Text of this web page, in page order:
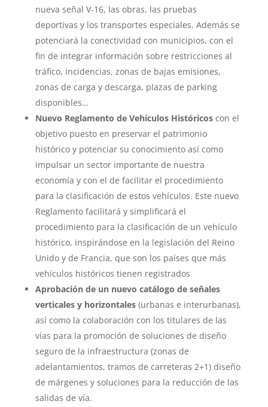
nueva señal V-16, las obras, las pruebas
deportivas y los transportes especiales. Además se
potenciará la conectividad con municipios, con el
fin de integrar información sobre restricciones al
tráfico, incidencias, zonas de bajas emisiones,
zonas de carga y descarga, plazas de parking
disponibles…
Nuevo Reglamento de Vehículos Históricoscon el
objetivo puesto en preservar el patrimonio
histórico y potenciar su conocimiento así como
impulsar un sector importante de nuestra
economía y con el de facilitar el procedimiento
para la clasificación de estos vehículos. Este nuevo
Reglamento facilitará y simplificará el
procedimiento para la clasificación de un vehículo
histórico, inspirándose en la legislación del Reino
Unido y de Francia, que son los países que más
vehículos históricos tienen registrados
Aprobación de un nuevo catálogo de señales
verticales y horizontales(urbanas e interurbanas),
así como la colaboración con los titulares de las
vías para la promoción de soluciones de diseño
seguro de la infraestructura (zonas de
adelantamientos, tramos de carreteras 2+1) diseño
de márgenes y soluciones para la reducción de las
salidas de vía.